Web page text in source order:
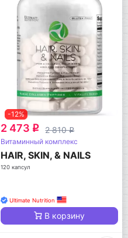
-12%
2 473 q 2 810q
Витаминный комплекс
HAIR, SKIN, & NAILS
120 капсул
Ultimate Nutrition
В корзину